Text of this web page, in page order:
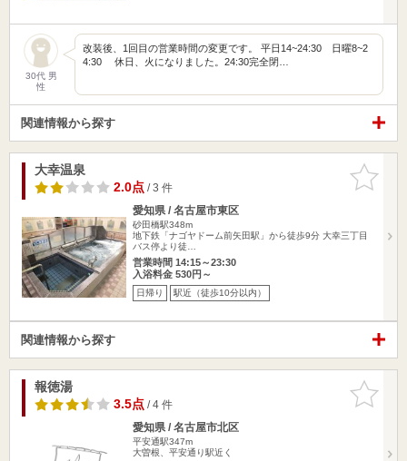
30代 男
性
改装後、1回目の営業時間の変更です。 平日14~24:30 日曜8~2
4:30 休日、火になりました。24:30完全閉…
関連情報から探す
お気に入
りに追加
大幸温泉
2.0点/ 3 件
愛知県 / 名古屋市東区
砂田橋駅348m
地下鉄「ナゴヤドーム前矢田駅」から徒歩9分 大幸三丁目
バス停より徒…
営業時間 14:15～23:30
入浴料金 530円～
日帰り 駅近（徒歩10分以内）
関連情報から探す
お気に入
りに追加
報徳湯
3.5点/ 4 件
愛知県 / 名古屋市北区
平安通駅347m
大曽根、平安通り駅近く